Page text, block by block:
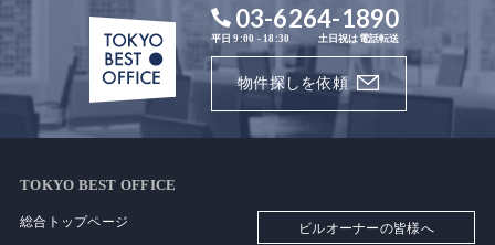
03-6264-1890
平日 9:00 - 18:30 土日祝は電話転送
物件探しを依頼
TOKYO BEST OFFICE
総合トップページ ビルオーナーの皆様へ